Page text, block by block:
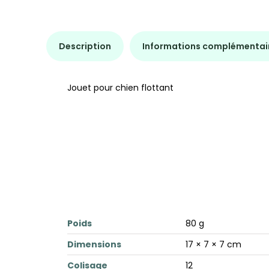
Description Informations
Jouet pour chien flottant
Poids
80 g
Dimensions
17 × 7 × 7 cm
Colisage
12